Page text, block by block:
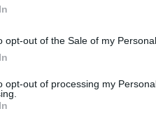
opt-out of the Sale of my Personal
opt-out of processing my
διευθυντής
η αστάθεια του